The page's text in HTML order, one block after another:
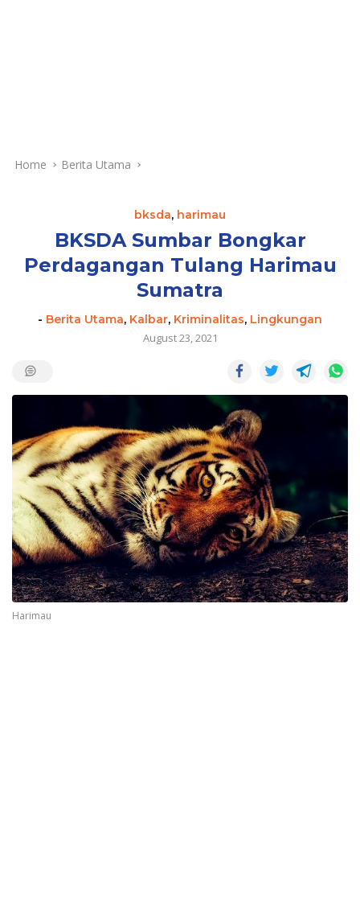
Home Berita Utama
bksda, harimau
BKSDA Sumbar Bongkar
Perdagangan Tulang Harimau
Sumatra
- Berita Utama, Kalbar, Kriminalitas, Lingkungan
August 23, 2021
Harimau